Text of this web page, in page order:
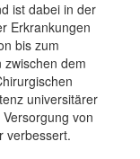
ist dabei in der
Erkrankungen
bis zum
dem
universitärer
von
verbessert.